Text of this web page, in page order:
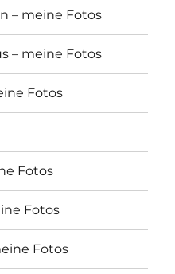
– meine Fotos
– meine Fotos
Fotos
Fotos
Fotos
Fotos